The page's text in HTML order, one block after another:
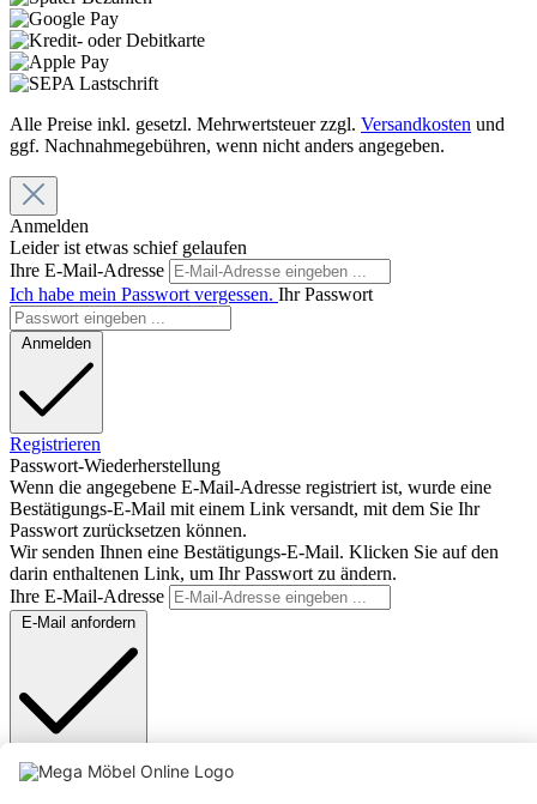
Alle Preise inkl. gesetzl. Mehrwertsteuer zzgl. Versandkosten und
ggf. Nachnahmegebühren, wenn nicht anders angegeben.
Anmelden
Leider ist etwas schief gelaufen
Ihre E-Mail-Adresse
Ich habe mein Passwort vergessen. Ihr Passwort
Anmelden
Registrieren
Passwort-Wiederherstellung
Wenn die angegebene E-Mail-Adresse registriert ist, wurde eine
Bestätigungs-E-Mail mit einem Link versandt, mit dem Sie Ihr
Passwort zurücksetzen können.
Wir senden Ihnen eine Bestätigungs-E-Mail. Klicken Sie auf den
darin enthaltenen Link, um Ihr Passwort zu ändern.
Ihre E-Mail-Adresse
E-Mail anfordern
Anmelden